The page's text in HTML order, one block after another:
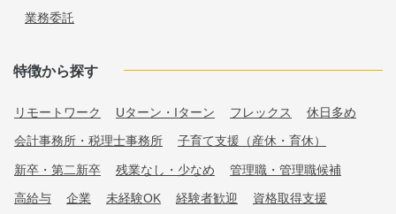
業務委託
特徴から探す
リモートワーク Uターン・Iターン フレックス 休日多め
会計事務所・税理士事務所 子育て支援（産休・育休）
新卒・第二新卒 残業なし・少なめ 管理職・管理職候補
高給与 企業 未経験OK 経験者歓迎 資格取得支援